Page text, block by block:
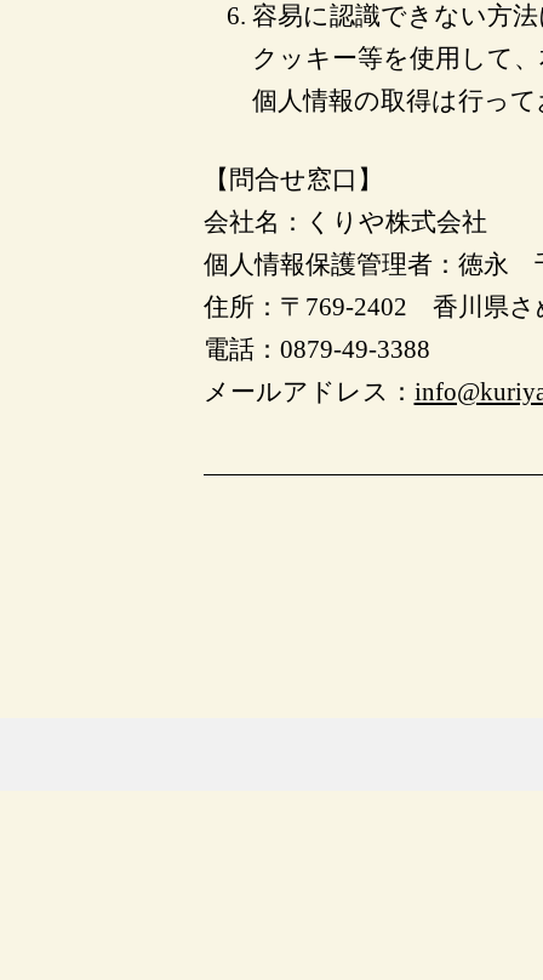
容易に認識できない方
クッキー等を使用して
個人情報の取得は行っ
【問合せ窓口】
会社名：くりや株式会社
個人情報保護管理者：徳永
住所：〒769-2402 香川県さ
電話：0879-49-3388
メールアドレス：